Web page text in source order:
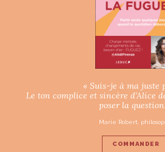
« Suis-je à ma juste
Le ton complice et sincère d’Alice
poser la
Marie Robert,
COMMANDER